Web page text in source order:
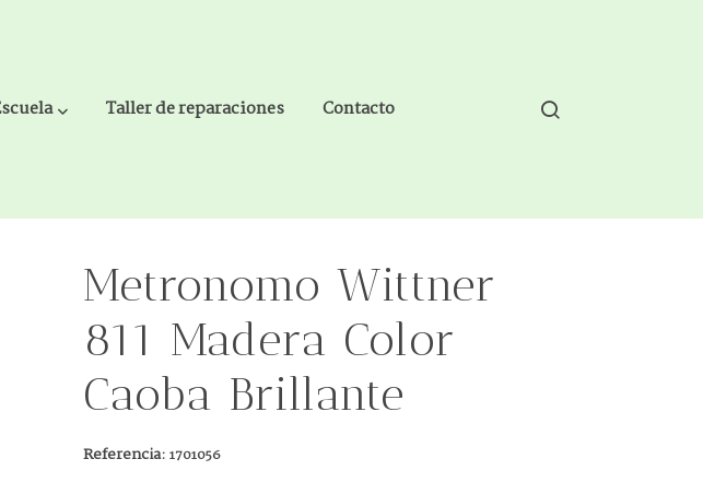
Taller de reparaciones Contacto
Metronomo Wittner
811 Madera Color
Caoba Brillante
Referencia:1701056